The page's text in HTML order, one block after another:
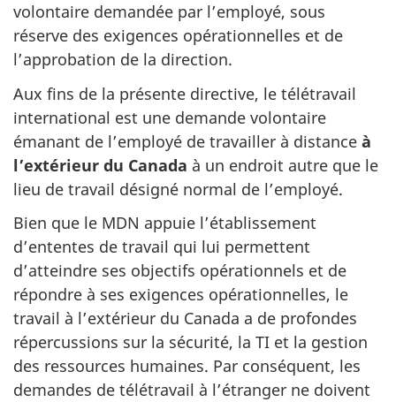
volontaire demandée par l’employé, sous
réserve des exigences opérationnelles et de
l’approbation de la direction.
Aux fins de la présente directive, le télétravail
international est une demande volontaire
émanant de l’employé de travailler à distance à
l’extérieur du Canada à un endroit autre que le
lieu de travail désigné normal de l’employé.
Bien que le MDN appuie l’établissement
d’ententes de travail qui lui permettent
d’atteindre ses objectifs opérationnels et de
répondre à ses exigences opérationnelles, le
travail à l’extérieur du Canada a de profondes
répercussions sur la sécurité, la TI et la gestion
des ressources humaines. Par conséquent, les
demandes de télétravail à l’étranger ne doivent